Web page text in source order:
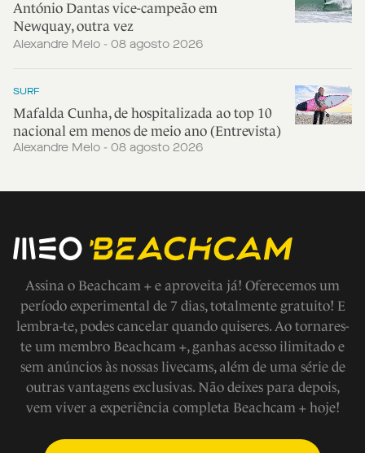
António Dantas vice-campeão em
Newquay, outra vez
Alexandre Melo - 08 agosto 2026
SURF
Mafalda Cunha, de hospitalizada ao top 10
nacional em menos de meio ano (Entrevista)
Alexandre Melo - 08 agosto 2026
Assina o Beachcam + e aproveita já! Oferecemos um
período experimental de 7 dias, totalmente gratuito! E
lembra-te, podes cancelar quando quiseres. Ao tornares-
te um membro Beachcam +, ganhas acesso ilimitado e
sem anúncios às nossas livecams, além de uma série de
outras vantagens exclusivas. Não deixes para depois,
vem viver a experiência completa Beachcam + hoje!